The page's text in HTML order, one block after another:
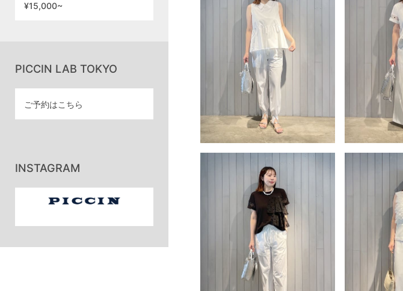
¥15,000~
PICCIN LAB TOKYO
ご予約はこちら
INSTAGRAM